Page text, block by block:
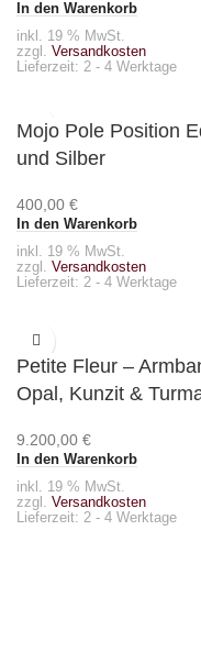
In den Warenkorb
inkl. 19 % MwSt.
zzgl. Versandkosten
Lieferzeit: 2 - 4 Werktage
Mojo Pole Position
und Silber
400,00 €
In den Warenkorb
inkl. 19 % MwSt.
zzgl. Versandkosten
Lieferzeit: 2 - 4 Werktage
Petite Fleur –
Opal, Kunzit &
9.200,00 €
In den Warenkorb
inkl. 19 % MwSt.
zzgl. Versandkosten
Lieferzeit: 2 - 4 Werktage